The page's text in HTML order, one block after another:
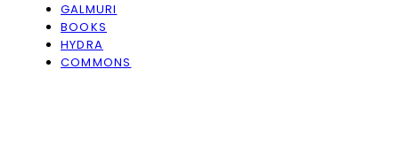
GALMURI
BOOKS
HYDRA
COMMONS